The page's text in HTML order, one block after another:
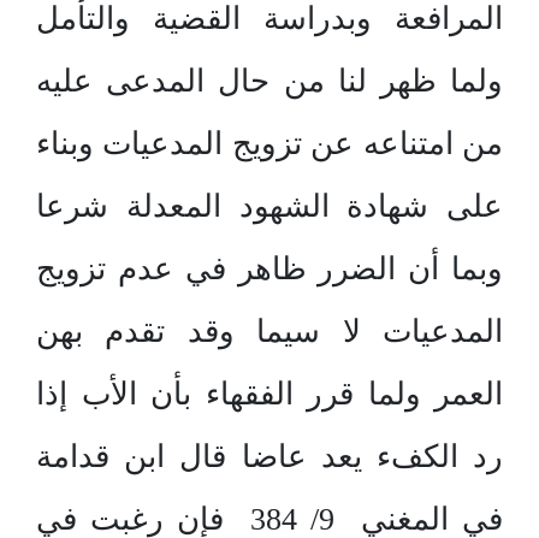
المرافعة وبدراسة القضية والتأمل
ولما ظهر لنا من حال المدعى عليه
من امتناعه عن تزويج المدعيات وبناء
على شهادة الشهود المعدلة شرعا
وبما أن الضرر ظاهر في عدم تزويج
المدعيات لا سيما وقد تقدم بهن
العمر ولما قرر الفقهاء بأن الأب إذا
رد الكفء يعد عاضا قال ابن قدامة
في المغني 9/ 384 فإن رغبت في